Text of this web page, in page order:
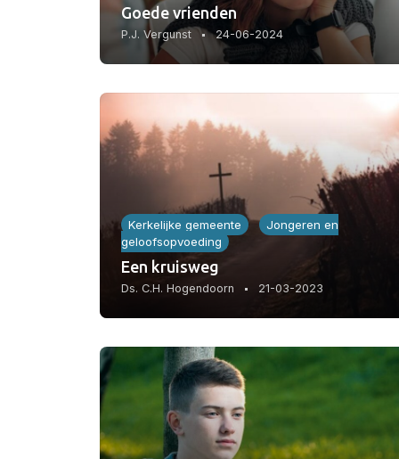
Goede vrienden
P.J. Vergunst 24-06-2024
Kerkelijke gemeente
Jongeren en
geloofsopvoeding
Een kruisweg
Ds. C.H. Hogendoorn 21-03-2023